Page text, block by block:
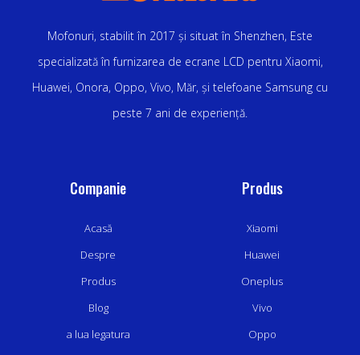
Mofonuri, stabilit în 2017 și situat în Shenzhen, Este
specializată în furnizarea de ecrane LCD pentru Xiaomi,
Huawei, Onora, Oppo, Vivo, Măr, și telefoane Samsung cu
peste 7 ani de experiență.
Companie
Acasă
Despre
Produs
Blog
a lua legatura
Produs
Xiaomi
Huawei
Oneplus
Vivo
Oppo